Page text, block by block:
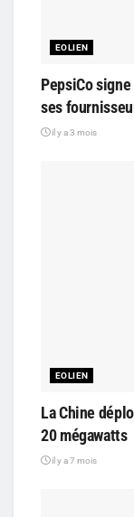
EOLIEN
PepsiCo
ses
il y a 3 mois
EOLIEN
La Chine
20 mégawatts
il y a 7 mois